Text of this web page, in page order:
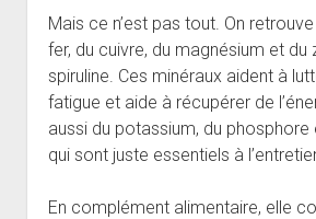
Mais ce n’est pas tout. On
fer, du cuivre, du magnésium et du
spiruline. Ces minéraux aident à
fatigue et aide à récupérer de
aussi du potassium, du phosphore
qui sont juste essentiels à
En complément alimentaire, elle